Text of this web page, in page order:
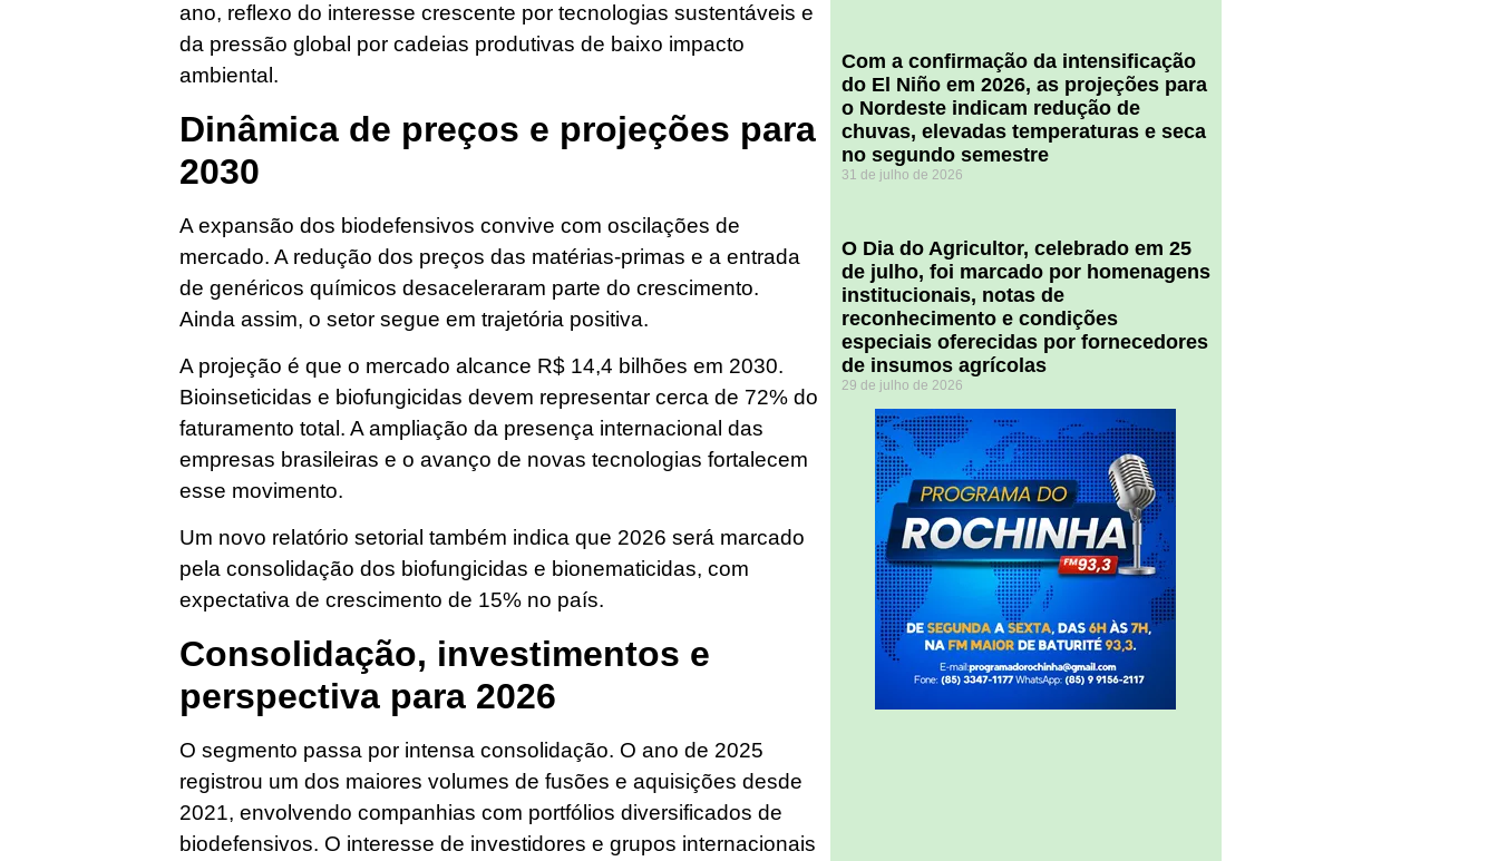
ano, reflexo do interesse crescente por tecnologias sustentáveis e
da pressão global por cadeias produtivas de baixo impacto
ambiental.
Dinâmica de preços e projeções para
2030
A expansão dos biodefensivos convive com oscilações de
mercado. A redução dos preços das matérias-primas e a entrada
de genéricos químicos desaceleraram parte do crescimento.
Ainda assim, o setor segue em trajetória positiva.
A projeção é que o mercado alcance R$ 14,4 bilhões em 2030.
Bioinseticidas e biofungicidas devem representar cerca de 72% do
faturamento total. A ampliação da presença internacional das
empresas brasileiras e o avanço de novas tecnologias fortalecem
esse movimento.
Um novo relatório setorial também indica que 2026 será marcado
pela consolidação dos biofungicidas e bionematicidas, com
expectativa de crescimento de 15% no país.
Consolidação, investimentos e
perspectiva para 2026
O segmento passa por intensa consolidação. O ano de 2025
registrou um dos maiores volumes de fusões e aquisições desde
2021, envolvendo companhias com portfólios diversificados de
biodefensivos. O interesse de investidores e grupos internacionais
Com a confirmação da intensificação
do El Niño em 2026, as projeções para
o Nordeste indicam redução de
chuvas, elevadas temperaturas e seca
no segundo semestre
31 de julho de 2026
O Dia do Agricultor, celebrado em 25
de julho, foi marcado por homenagens
institucionais, notas de
reconhecimento e condições
especiais oferecidas por fornecedores
de insumos agrícolas
29 de julho de 2026